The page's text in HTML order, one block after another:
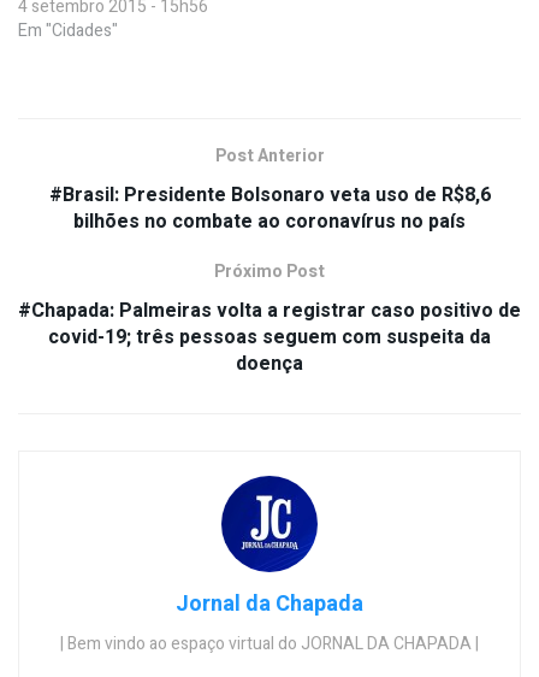
4 setembro 2015 - 15h56
Em "Cidades"
Post Anterior
#Brasil: Presidente Bolsonaro veta uso de R$8,6
bilhões no combate ao coronavírus no país
Próximo Post
#Chapada: Palmeiras volta a registrar caso positivo de
covid-19; três pessoas seguem com suspeita da
doença
Jornal da Chapada
| Bem vindo ao espaço virtual do JORNAL DA CHAPADA |